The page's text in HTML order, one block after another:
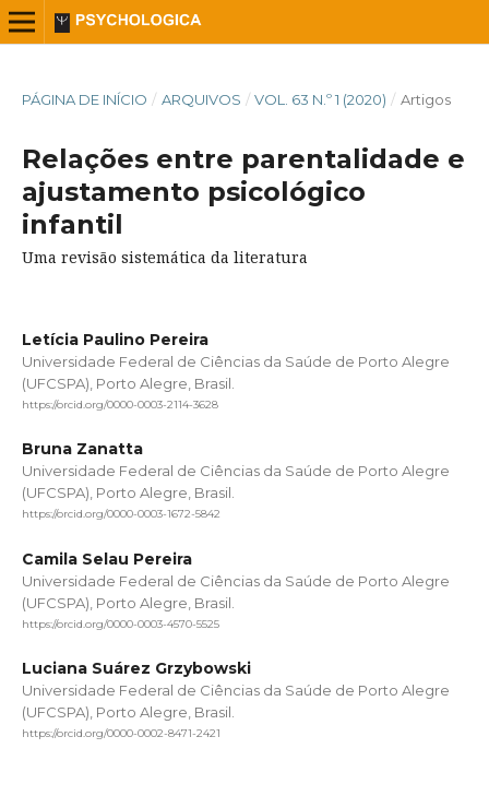
PÁGINA DE INÍCIO / ARQUIVOS / VOL. 63 N.º 1 (2020) / Artigos
Relações entre parentalidade e
ajustamento psicológico
infantil
Uma revisão sistemática da literatura
Letícia Paulino Pereira
Universidade Federal de Ciências da Saúde de Porto Alegre
(UFCSPA), Porto Alegre, Brasil.
https://orcid.org/0000-0003-2114-3628
Bruna Zanatta
Universidade Federal de Ciências da Saúde de Porto Alegre
(UFCSPA), Porto Alegre, Brasil.
https://orcid.org/0000-0003-1672-5842
Camila Selau Pereira
Universidade Federal de Ciências da Saúde de Porto Alegre
(UFCSPA), Porto Alegre, Brasil.
https://orcid.org/0000-0003-4570-5525
Luciana Suárez Grzybowski
Universidade Federal de Ciências da Saúde de Porto Alegre
(UFCSPA), Porto Alegre, Brasil.
https://orcid.org/0000-0002-8471-2421